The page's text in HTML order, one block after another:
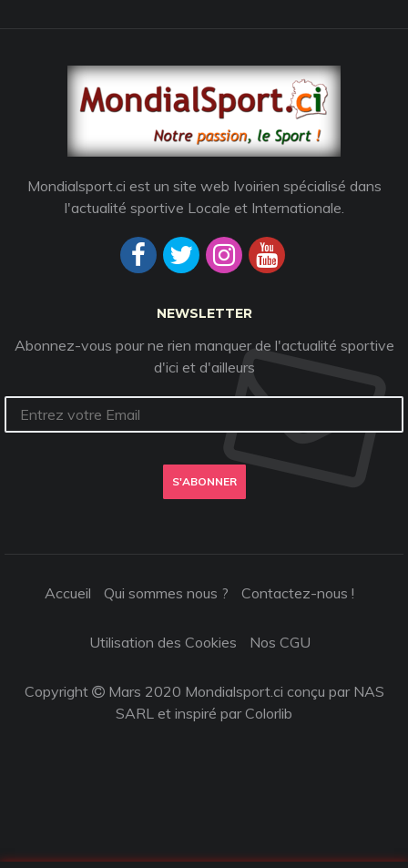
Mondialsport.ci est un site web Ivoirien spécialisé dans
l'actualité sportive Locale et Internationale.
NEWSLETTER
Abonnez-vous pour ne rien manquer de l'actualité sportive
d'ici et d'ailleurs
S'ABONNER
Accueil Qui sommes nous ? Contactez-nous !
Utilisation des Cookies Nos CGU
Copyright
Mars 2020 Mondialsport.ci conçu par NAS
SARL et inspiré parColorlib